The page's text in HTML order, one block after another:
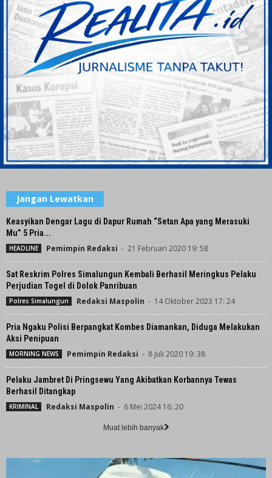
Jangan Lewatkan
Keasyikan Dengar Lagu di Dapur Rumah “Setan Apa yang Merasuki
Mu” 5 Pria...
HEADLINE Pemimpin Redaksi - 21 Februari 2020 19: 58
Sat Reskrim Polres Simalungun Kembali Berhasil Meringkus Pelaku
Perjudian Togel di Dolok Panribuan
Polres Simalungun Redaksi Maspolin - 14 Oktober 2023 17: 24
Pria Ngaku Polisi Berpangkat Kombes Diamankan, Diduga Melakukan
Aksi Penipuan
MORNING NEWS Pemimpin Redaksi - 8 Juli 2020 19: 38
Pelaku Jambret Di Pringsewu Yang Akibatkan Korbannya Tewas
Berhasil Ditangkap
KRIMINAL Redaksi Maspolin - 6 Mei 2024 16: 20
Muat lebih banyak